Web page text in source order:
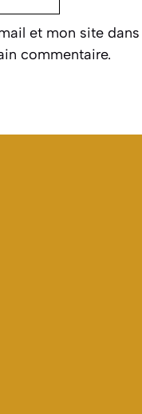
et mon site dans
commentaire.